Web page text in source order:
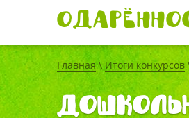
Главная\Итоги конкурсов